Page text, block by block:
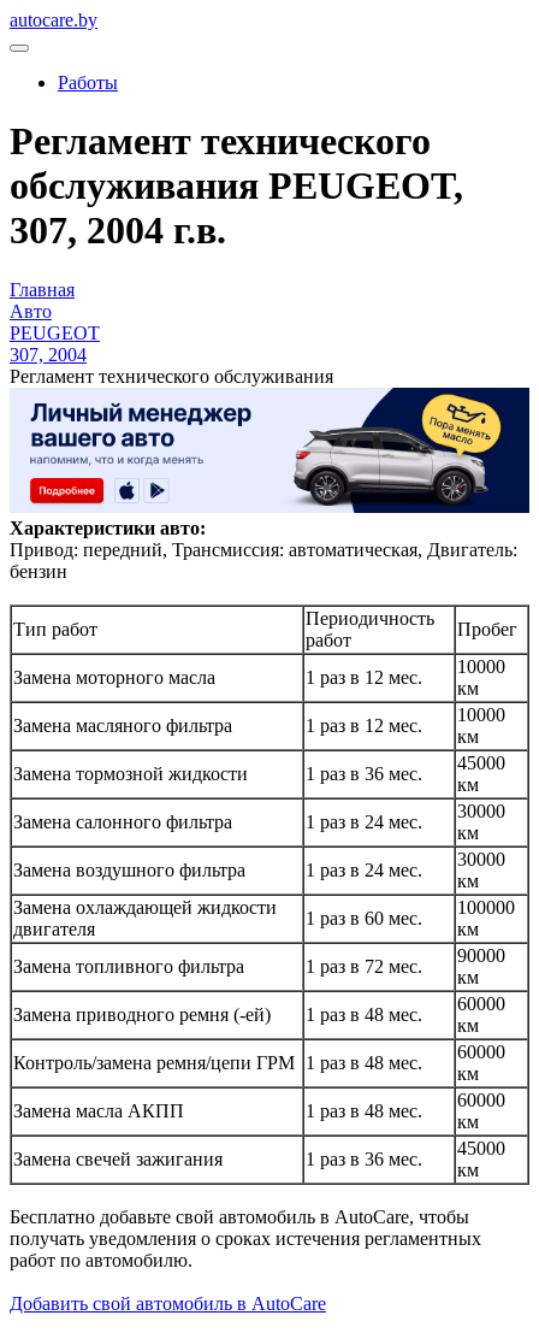
autocare.by
Работы
Регламент технического
обслуживания PEUGEOT,
307, 2004 г.в.
Главная
Авто
PEUGEOT
307, 2004
Регламент технического обслуживания
Характеристики авто:
Привод: передний, Трансмиссия: автоматическая, Двигатель:
бензин
Тип работ
Периодичность
работ
Пробег
Замена моторного масла 1 раз в 12 мес.
10000
км
Замена масляного фильтра
1 раз в 12 мес.
10000
км
Замена тормозной жидкости
1 раз в 36 мес.
45000
км
Замена салонного фильтра
1 раз в 24 мес.
30000
км
Замена воздушного фильтра
1 раз в 24 мес.
30000
км
Замена охлаждающей жидкости
двигателя
1 раз в 60 мес.
100000
км
Замена топливного фильтра
1 раз в 72 мес.
90000
км
Замена приводного ремня (-ей)
1 раз в 48 мес.
60000
км
Контроль/замена ремня/цепи ГРМ 1 раз в 48 мес.
60000
км
Замена масла АКПП
1 раз в 48 мес.
60000
км
Замена свечей зажигания
1 раз в 36 мес.
45000
км
Бесплатно добавьте свой автомобиль в AutoCare, чтобы
получать уведомления о сроках истечения регламентных
работ по автомобилю.
Добавить свой автомобиль в AutoCare